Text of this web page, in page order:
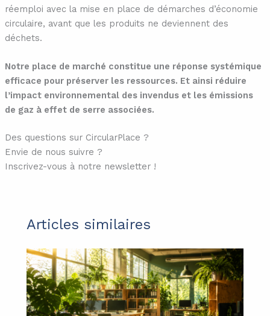
réemploi avec la mise en place de démarches d’économie
circulaire, avant que les produits ne deviennent des
déchets.
Notre place de marché constitue une réponse systémique
efficace pour préserver les ressources. Et ainsi réduire
l’impact environnemental des invendus et les émissions
de gaz à effet de serre associées.
Des questions sur CircularPlace ?
Envie de nous suivre ?
Inscrivez-vous à notre newsletter !
Articles similaires